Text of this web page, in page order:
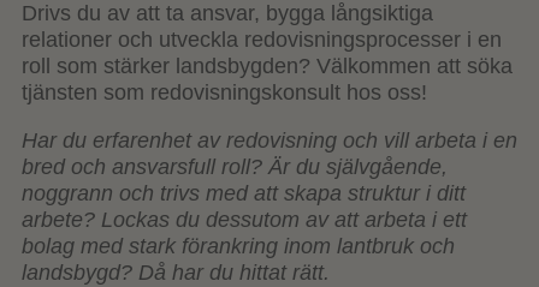
Drivs du av att ta ansvar, bygga långsiktiga
relationer och utveckla redovisningsprocesser i en
roll som stärker landsbygden? Välkommen att söka
tjänsten som redovisningskonsult hos oss!
Har du erfarenhet av redovisning och vill arbeta i en
bred och ansvarsfull roll? Är du självgående,
noggrann och trivs med att skapa struktur i ditt
arbete? Lockas du dessutom av att arbeta i ett
bolag med stark förankring inom lantbruk och
landsbygd? Då har du hittat rätt.